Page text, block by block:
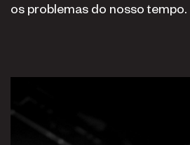
os problemas do nosso tempo.